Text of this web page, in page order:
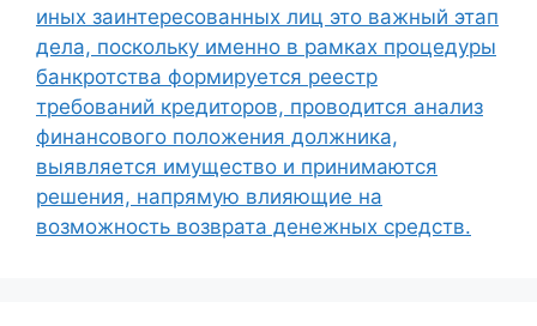
иных заинтересованных лиц это важный этап
дела, поскольку именно в рамках процедуры
банкротства формируется реестр
требований кредиторов, проводится анализ
финансового положения должника,
выявляется имущество и принимаются
решения, напрямую влияющие на
возможность возврата денежных средств.